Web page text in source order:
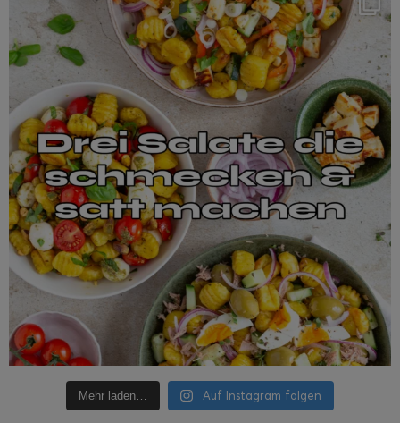
Mehr laden… Auf Instagram folgen